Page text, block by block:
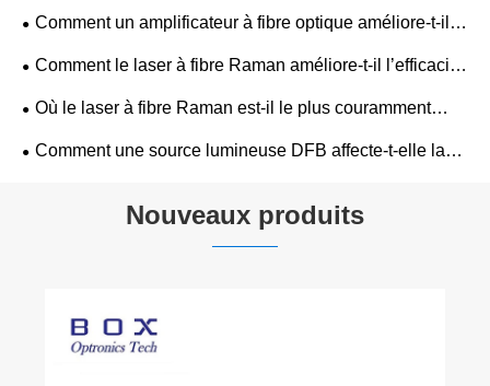
Comment un amplificateur à fibre optique améliore-t-il la
qualité de transmission du signal ?
Comment le laser à fibre Raman améliore-t-il l’efficacité
de la transmission des données ?
Où le laser à fibre Raman est-il le plus couramment
utilisé dans les réseaux optiques ?
Comment une source lumineuse DFB affecte-t-elle la
Nouveaux produits